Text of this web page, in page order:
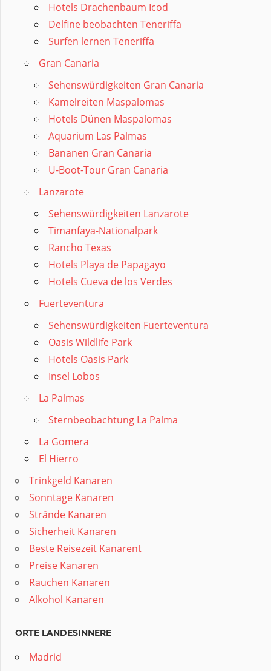
Hotels Drachenbaum Icod
Delfine beobachten Teneriffa
Surfen lernen Teneriffa
Gran Canaria
Sehenswürdigkeiten Gran Canaria
Kamelreiten Maspalomas
Hotels Dünen Maspalomas
Aquarium Las Palmas
Bananen Gran Canaria
U-Boot-Tour Gran Canaria
Lanzarote
Sehenswürdigkeiten Lanzarote
Timanfaya-Nationalpark
Rancho Texas
Hotels Playa de Papagayo
Hotels Cueva de los Verdes
Fuerteventura
Sehenswürdigkeiten Fuerteventura
Oasis Wildlife Park
Hotels Oasis Park
Insel Lobos
La Palmas
Sternbeobachtung La Palma
La Gomera
El Hierro
Trinkgeld Kanaren
Sonntage Kanaren
Strände Kanaren
Sicherheit Kanaren
Beste Reisezeit Kanarent
Preise Kanaren
Rauchen Kanaren
Alkohol Kanaren
ORTE LANDESINNERE
Madrid